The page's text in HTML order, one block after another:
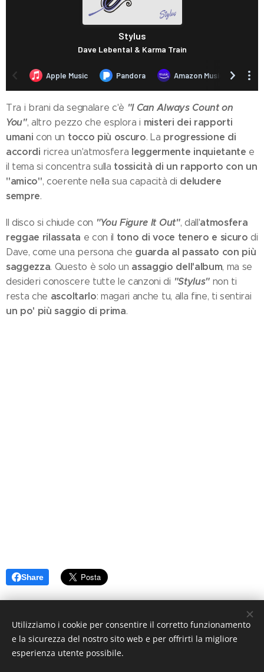
Tra i brani da segnalare c'è "I Can Always Count on
You", altro pezzo che esplora i misteri dei rapporti
umani con un tocco più oscuro. La progressione di
accordi ricrea un'atmosfera leggermente inquietante e
il tema si concentra sulla tossicità di un rapporto con un
"amico", coerente nella sua capacità di deludere
sempre.
Il disco si chiude con "You Figure It Out", dall'atmosfera
reggae rilassata e con il tono di voce tenero e sicuro di
Dave, come una persona che guarda al passato con più
saggezza. Questo è solo un assaggio dell'album, ma se
desideri conoscere tutte le canzoni di "Stylus"non ti
resta che ascoltarlo: magari anche tu, alla fine, ti sentirai
un po' più saggio di prima.
Share
© 2019 www.artistionline.tv
Utilizziamo i cookie per consentire il corretto funzionamento
e la sicurezza del nostro sito web e per offrirti la migliore
esperienza utente possibile.